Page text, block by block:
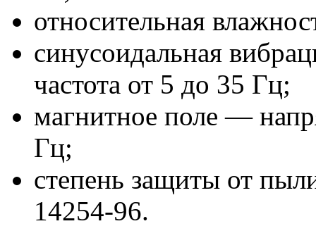
относительная
синусоидальная
частота от 5 до 35 Гц;
магнитное поле —
Гц;
степень защиты от
14254-96.